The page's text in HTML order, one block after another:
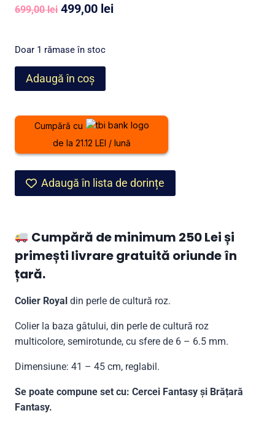
evaluare a
clientului
699,00lei Prețul
a
fost:
699,00 lei.
499,00 leiPrețul
Doar 1 rămase în stoc
Cantitate
Colier
din
de
roz
Adaugă în coș
Cumpără cu
de la 21.12 LEI / lună
Adaugă în lista de dorințe
Cumpără de minimum 250 Lei și
primești livrare gratuită oriunde în
țară.
Colier Royal din perle de cultură roz.
Colier la baza gâtului, din perle de cultură roz
multicolore, semirotunde, cu sfere de 6 – 6.5 mm.
Dimensiune: 41 – 45 cm, reglabil.
Se poate compune set cu: Cercei Fantasy și Brățară
Fantasy.